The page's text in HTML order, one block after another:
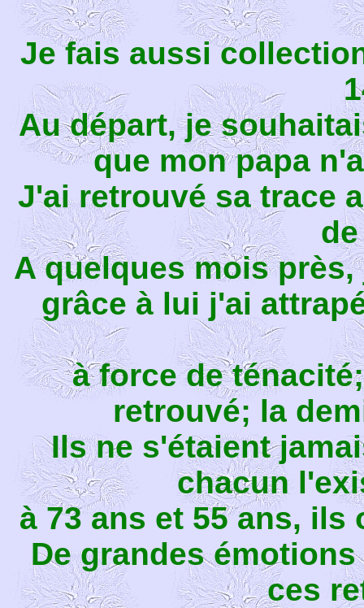
Je fais aussi
Au départ, je
que mon papa
J'ai retrouvé sa trace
A quelques mois
grâce à lui j'ai
à force de
retrouvé; la
Ils ne s'étaient
chacun
à 73 ans et 55 ans,
De grandes
ces